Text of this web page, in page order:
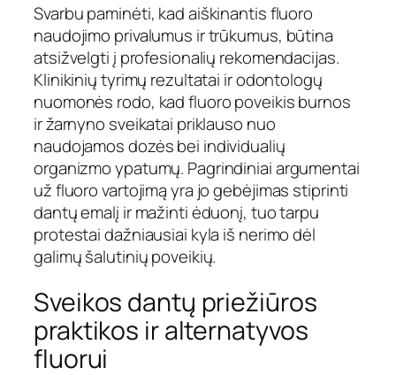
Svarbu paminėti, kad aiškinantis fluoro
naudojimo privalumus ir trūkumus, būtina
atsižvelgti į profesionalių rekomendacijas.
Klinikinių tyrimų rezultatai ir odontologų
nuomonės rodo, kad fluoro poveikis burnos
ir žarnyno sveikatai priklauso nuo
naudojamos dozės bei individualių
organizmo ypatumų. Pagrindiniai argumentai
už fluoro vartojimą yra jo gebėjimas stiprinti
dantų emalį ir mažinti ėduonį, tuo tarpu
protestai dažniausiai kyla iš nerimo dėl
galimų šalutinių poveikių.
Sveikos dantų priežiūros
praktikos ir alternatyvos
fluorui